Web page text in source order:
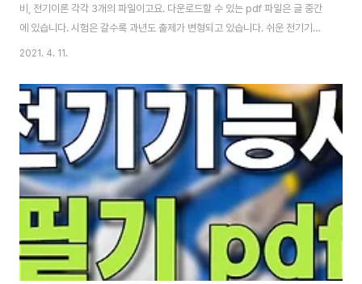
비, 전기이론 각각 3개의 파일이고요. 다운로드할 수 있는 pdf 파일은 글 중간
에 있습니다. 시험은 갈수록 과년도 출제가 변형되고 있습니다. 쉬운 전기기능
사 요점정리 등 자격증들도 이론을 읽지 않으면 따기 힘들어지고 있어요. 몇 년
판사 과년도 문제집을 사서 공부하면 필기는 합격할 수 있었습니다. 결국 전기
기능사 과년도만 보면 떨어져요. 물론 똑똑한 이과생이면 과년도만 봐도 됩니
다. 에너지, 가스, 자동차정비, 지게차 운전, 필기보다 전기기능사 필기가 더 어
려워요. 수학을 못하면 공학용 계산기 쓰는 법도 익혀야 전기기능사에 합격할
수 있습니다. 요즘..
2021. 4. 11.